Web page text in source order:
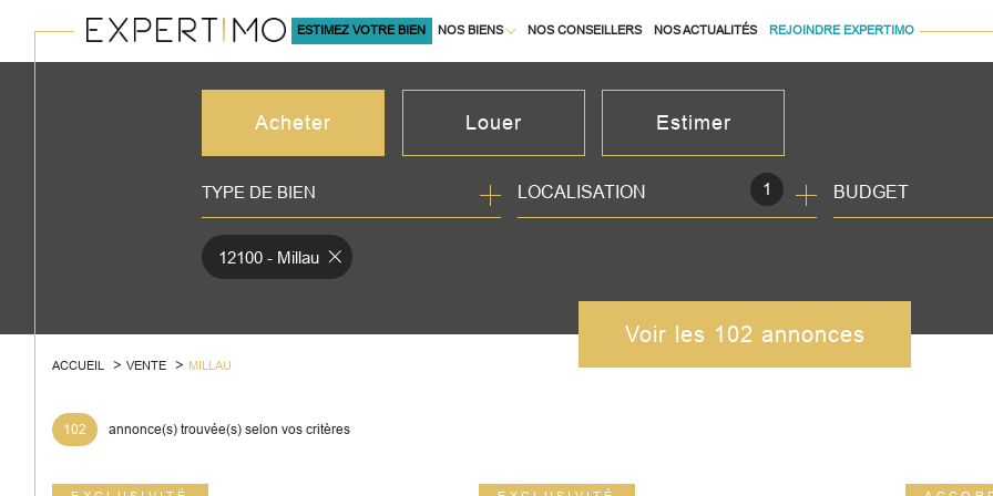
ESTIMEZ VOTRE BIEN NOS BIENS NOS CONSEILLERS NOS ACTUALITÉS REJOINDRE EXPERTIMO
Acheter
de l'ancien
du neuf
de l'immo pro
Louer
à l'année
Estimer
TYPE DE BIEN 1
LOCALISATION BUDGET
Voir les 102 annonces
12100 - Millau
ACCUEIL VENTE MILLAU
102 annonce(s) trouvée(s) selon vos critères